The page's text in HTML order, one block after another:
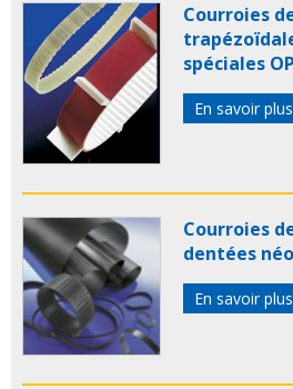
Courroies
spéciales
En savoir plus
Courroies
dentées
En savoir plus